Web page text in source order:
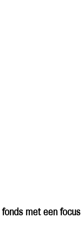
fonds met een focus